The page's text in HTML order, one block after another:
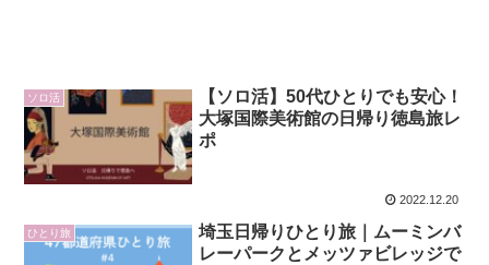
ソロ活
【ソロ活】50代ひとりでも安心！
大塚国際美術館の日帰り徳島旅レ
ポ
2022.12.20
ひとり旅
埼玉日帰りひとり旅｜ムーミンバ
レーパークとメッツァビレッジで